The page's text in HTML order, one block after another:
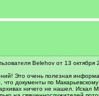
Belehov от 13 октября
Это очень полезная
документы по
ничего не нашел. Искал